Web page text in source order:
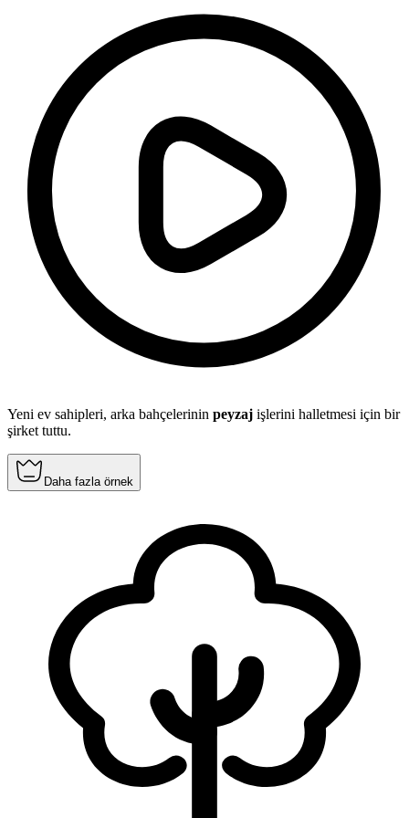
Yeni ev sahipleri, arka bahçelerinin peyzaj işlerini halletmesi için bir
şirket tuttu.
Daha fazla örnek